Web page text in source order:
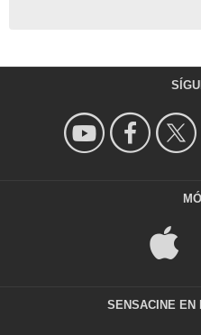
SENSACINE EN